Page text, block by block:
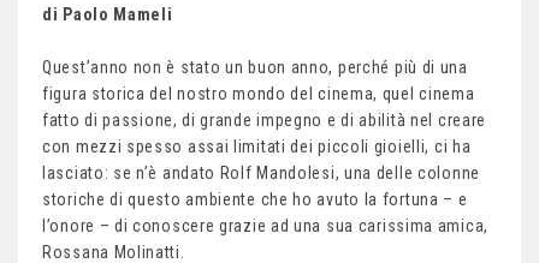
di Paolo Mameli
Quest’anno non è stato un buon anno, perché più di una
figura storica del nostro mondo del cinema, quel cinema
fatto di passione, di grande impegno e di abilità nel creare
con mezzi spesso assai limitati dei piccoli gioielli, ci ha
lasciato: se n’è andato Rolf Mandolesi, una delle colonne
storiche di questo ambiente che ho avuto la fortuna – e
l’onore – di conoscere grazie ad una sua carissima amica,
Rossana Molinatti.